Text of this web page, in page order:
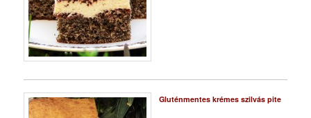
Gluténmentes krémes szilvás pite